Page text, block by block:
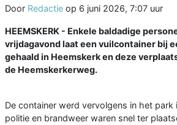
Door Redactie op 6 juni 2026, 7:07 uur
HEEMSKERK - Enkele baldadige
vrijdagavond laat een vuilcontainer bij
gehaald in Heemskerk en deze
de Heemskerkerweg.
De container werd vervolgens in het park
politie en brandweer waren snel ter